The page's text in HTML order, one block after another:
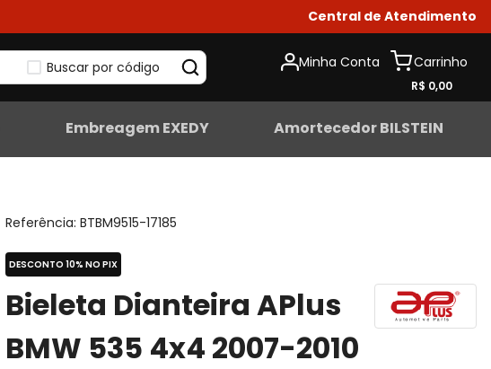
Central de Atendimento
Buscar por código Minha Conta
R$ 0,00
Embreagem EXEDY Amortecedor BILSTEIN
Referência:BTBM9515-17185
DESCONTO 10% NO PIX
Bieleta Dianteira APlus
BMW 535 4x4 2007-2010